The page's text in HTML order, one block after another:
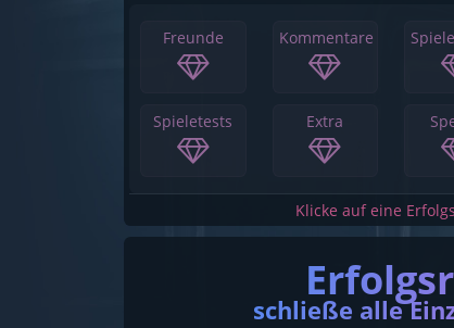
Freunde Kommentare
Spieletests Extra
Klicke auf eine
schließe alle